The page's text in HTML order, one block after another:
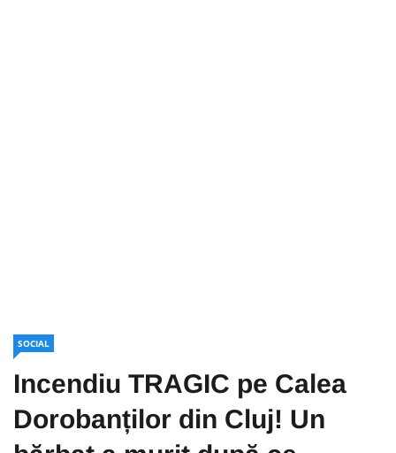
SOCIAL
Incendiu TRAGIC pe Calea
Dorobanților din Cluj! Un